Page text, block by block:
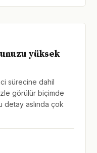
yüksek
sürecine dahil
görülür biçimde
detay aslında çok